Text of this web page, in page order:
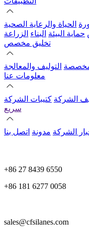
الحياة والرعاية الصحية
حماية البيئة البناء الزراعة
تخليق مخصص
التوليف والمعالجة
معلومات عنا
الشركة كتيبات الشركة
سريع
الشركة مدونة اتصل بنا
+86 27 8439 6550
+86 181 6277 0058
sales@cfsilanes.com